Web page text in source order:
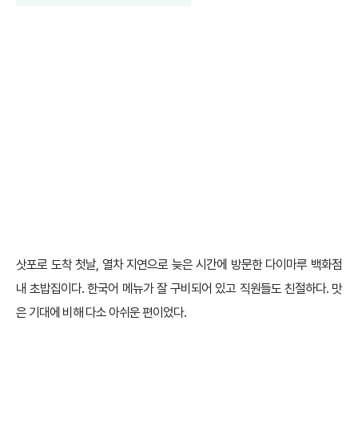
삿포로 도착 첫날, 열차 지연으로 늦은 시간에 방문한 다이마루 백화점
내 초밥집이다. 한국어 메뉴가 잘 구비되어 있고 직원들도 친절하다. 맛
은 기대에 비해 다소 아쉬운 편이었다.